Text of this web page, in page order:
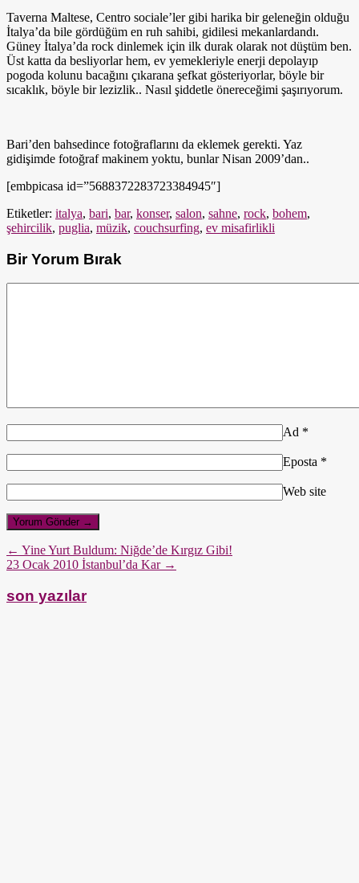
Taverna Maltese, Centro sociale’ler gibi harika bir geleneğin olduğu
İtalya’da bile gördüğüm en ruh sahibi, gidilesi mekanlardandı.
Güney İtalya’da rock dinlemek için ilk durak olarak not düştüm ben.
Üst katta da besliyorlar hem, ev yemekleriyle enerji depolayıp
pogoda kolunu bacağını çıkarana şefkat gösteriyorlar, böyle bir
sıcaklık, böyle bir lezizlik.. Nasıl şiddetle önereceğimi şaşırıyorum.
Bari’den bahsedince fotoğraflarını da eklemek gerekti. Yaz
gidişimde fotoğraf makinem yoktu, bunlar Nisan 2009’dan..
[embpicasa id=”5688372283723384945″]
Etiketler: italya, bari, bar, konser, salon, sahne, rock, bohem,
şehircilik, puglia, müzik, couchsurfing, ev misafirlikli
Bir Yorum Bırak
Ad *
Eposta *
Web site
← Yine Yurt Buldum: Niğde’de Kırgız Gibi!
23 Ocak 2010 İstanbul’da Kar →
son yazılar